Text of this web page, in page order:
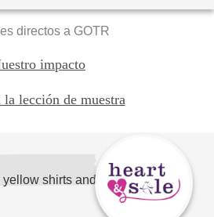
directos a GOTR
impacto
la lección de muestra